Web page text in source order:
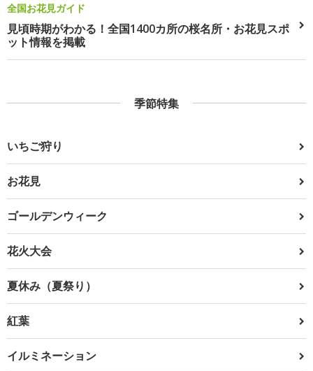
全国お花見ガイド
見頃時期がわかる！全国1400カ所の桜名所・お花見スポ
ット情報を掲載
季節特集
いちご狩り
お花見
ゴールデンウィーク
花火大会
夏休み（夏祭り）
紅葉
イルミネーション